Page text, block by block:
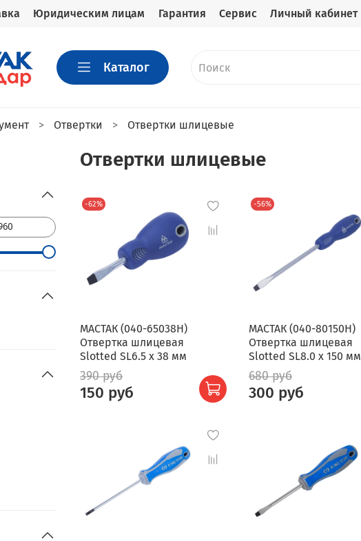
Юридическим лицам Гарантия Сервис Личный кабинет
Каталог
Отвертки Отвертки шлицевые
Отвертки шлицевые
-62%
МАСТАК (040-65038H)
Отвертка шлицевая
Slotted SL6.5 x 38 мм
390 руб
150 руб
-56%
МАСТАК (040-80150H)
Отвертка шлицевая
Slotted SL8.0 x 150 мм
680 руб
300 руб